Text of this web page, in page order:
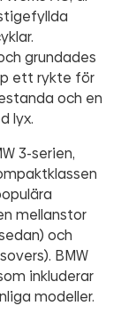
grundades
ett rykte för
och en
lyx.
3-serien,
mellanstor
och
BMW
inkluderar
modeller.